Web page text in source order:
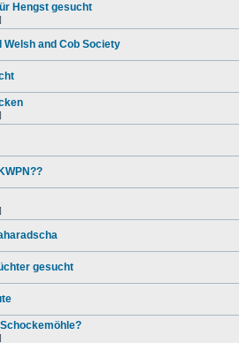
Hengst gesucht
]
and Cob Society
]
]
gesucht
]